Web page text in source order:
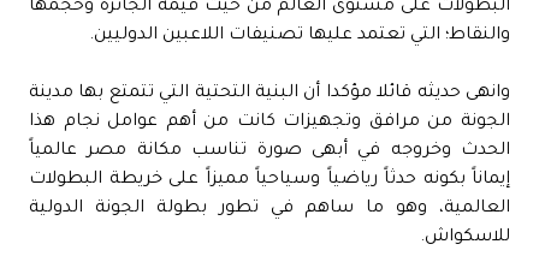
البطولات على مستوى العالم من حيث قيمة الجائزة وحجمها
والنقاط؛ التي تعتمد عليها تصنيفات اللاعبين الدوليين.
وانهى حديثه قائلا مؤكدا أن البنية التحتية التي تتمتع بها مدينة
الجونة من مرافق وتجهيزات كانت من أهم عوامل نجام هذا
الحدث وخروجه في أبهى صورة تناسب مكانة مصر عالمياً
إيماناً بكونه حدثاً رياضياً وسياحياً مميزاً على خريطة البطولات
العالمية، وهو ما ساهم في تطور بطولة الجونة الدولية
للاسكواش.